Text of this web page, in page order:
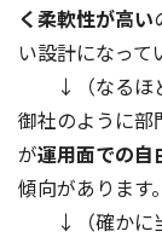
く柔軟性が高い
い設計になって
↓（なるほど
御社のように部
が運用面での自
傾向があります。
↓（確かに当